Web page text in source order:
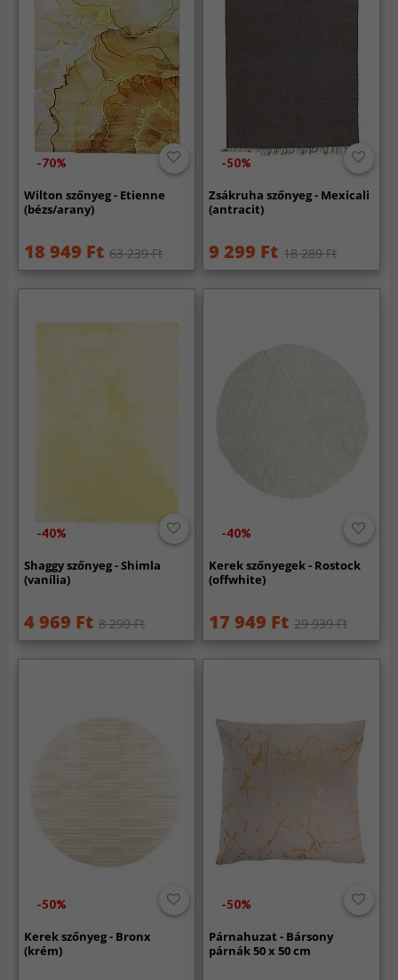
-70%
Wilton szőnyeg - Etienne
(bézs/arany)
18 949 Ft 63 239 Ft
-50%
Zsákruha szőnyeg - Mexicali
(antracit)
9 299 Ft 18 289 Ft
-40%
Shaggy szőnyeg - Shimla
(vanília)
4 969 Ft 8 299 Ft
-40%
Kerek szőnyegek - Rostock
(offwhite)
17 949 Ft 29 939 Ft
-50%
Kerek szőnyeg - Bronx
(krém)
-50%
Párnahuzat - Bársony
párnák 50 x 50 cm